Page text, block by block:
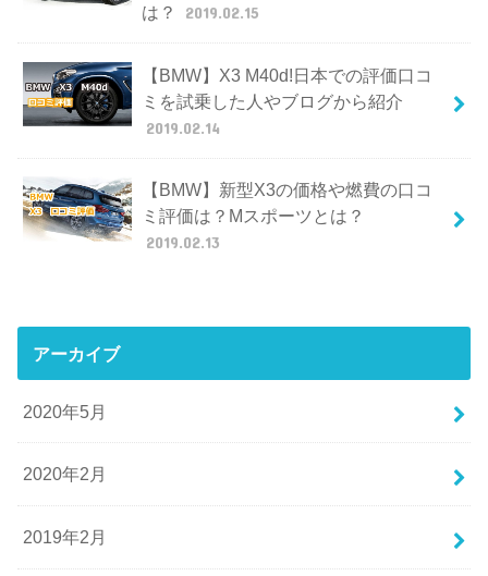
は？
2019.02.15
【BMW】X3 M40d!日本での評価口コ
ミを試乗した人やブログから紹介
2019.02.14
【BMW】新型X3の価格や燃費の口コ
ミ評価は？Mスポーツとは？
2019.02.13
アーカイブ
2020年5月
2020年2月
2019年2月